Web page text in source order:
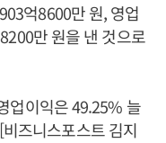
억8600만 원, 영업
만 원을 낸 것으로
업이익은 49.25% 늘
즈니스포스트 김지